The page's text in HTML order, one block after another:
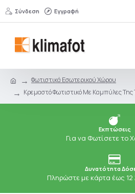
Σύνδεση Εγγραφή
Φωτιστικά Εσωτερικού Χώρου
Κρεμαστό Φωτιστικό Με Καμπύλες Της
Εκπτώσεις
Για να Φωτίσετε το
Δυνατότητα
Πληρώστε με κάρτα έως 12